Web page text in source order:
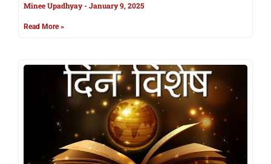
Minee Upadhyay January 9, 2025
Read More »